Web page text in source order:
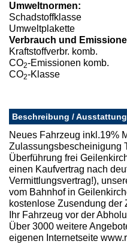
Umweltnormen:
Schadstoffklasse
Umweltplakette
Verbrauch und
Kraftstoffverbr. komb.
CO2-Emissionen komb.
CO2-Klasse
Beschreibung / Ausstattung
Neues Fahrzeug inkl.19%
Zulassungsbescheinigung
Überführung frei
einen Kaufvertrag nach
Vermittlungsvertrag!),
vom Bahnhof in
kostenlose Zusendung
Ihr Fahrzeug vor der
Über 3000 weitere
eigenen Internetseite